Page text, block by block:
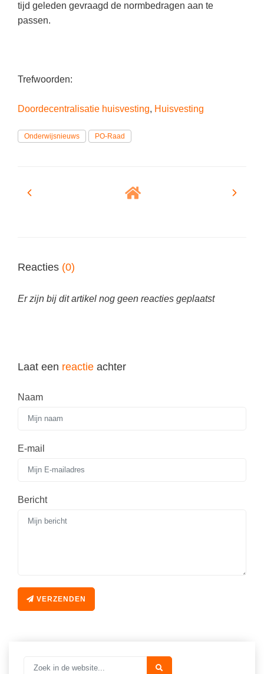
tijd geleden gevraagd de normbedragen aan te
passen.
Trefwoorden:
Doordecentralisatie huisvesting, Huisvesting
Onderwijsnieuws PO-Raad
Reacties (0)
Er zijn bij dit artikel nog geen reacties geplaatst
Laat een reactie achter
Naam
E-mail
Bericht
VERZENDEN